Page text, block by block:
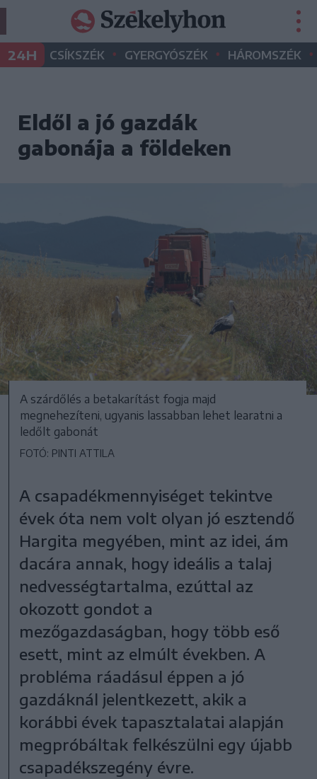
24H CSÍKSZÉK • GYERGYÓSZÉK • HÁROMSZÉK •
Eldől a jó gazdák
gabonája a földeken
A szárdőlés a betakarítást fogja majd
megnehezíteni, ugyanis lassabban lehet learatni a
ledőlt gabonát
FOTÓ: PINTI ATTILA
A csapadékmennyiséget tekintve
évek óta nem volt olyan jó esztendő
Hargita megyében, mint az idei, ám
dacára annak, hogy ideális a talaj
nedvességtartalma, ezúttal az
okozott gondot a
mezőgazdaságban, hogy több eső
esett, mint az elmúlt években. A
probléma ráadásul éppen a jó
gazdáknál jelentkezett, akik a
korábbi évek tapasztalatai alapján
megpróbáltak felkészülni egy újabb
csapadékszegény évre.